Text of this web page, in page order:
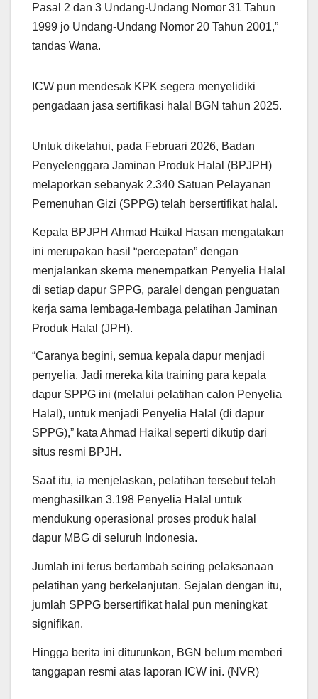
Pasal 2 dan 3 Undang-Undang Nomor 31 Tahun
1999 jo Undang-Undang Nomor 20 Tahun 2001,”
tandas Wana.
ICW pun mendesak KPK segera menyelidiki
pengadaan jasa sertifikasi halal BGN tahun 2025.
Untuk diketahui, pada Februari 2026, Badan
Penyelenggara Jaminan Produk Halal (BPJPH)
melaporkan sebanyak 2.340 Satuan Pelayanan
Pemenuhan Gizi (SPPG) telah bersertifikat halal.
Kepala BPJPH Ahmad Haikal Hasan mengatakan
ini merupakan hasil “percepatan” dengan
menjalankan skema menempatkan Penyelia Halal
di setiap dapur SPPG, paralel dengan penguatan
kerja sama lembaga-lembaga pelatihan Jaminan
Produk Halal (JPH).
“Caranya begini, semua kepala dapur menjadi
penyelia. Jadi mereka kita training para kepala
dapur SPPG ini (melalui pelatihan calon Penyelia
Halal), untuk menjadi Penyelia Halal (di dapur
SPPG),” kata Ahmad Haikal seperti dikutip dari
situs resmi BPJH.
Saat itu, ia menjelaskan, pelatihan tersebut telah
menghasilkan 3.198 Penyelia Halal untuk
mendukung operasional proses produk halal
dapur MBG di seluruh Indonesia.
Jumlah ini terus bertambah seiring pelaksanaan
pelatihan yang berkelanjutan. Sejalan dengan itu,
jumlah SPPG bersertifikat halal pun meningkat
signifikan.
Hingga berita ini diturunkan, BGN belum memberi
tanggapan resmi atas laporan ICW ini. (NVR)